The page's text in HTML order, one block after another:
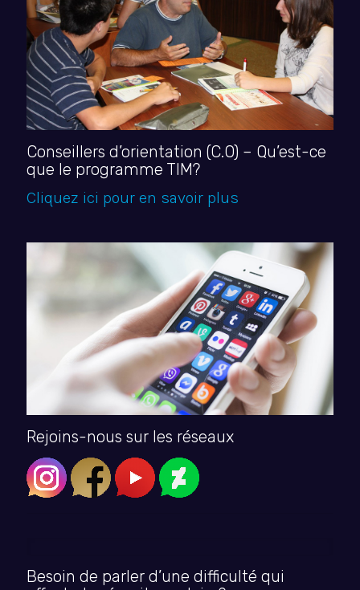
Conseillers d’orientation (C.O) – Qu’est-ce
que le programme TIM?
Cliquez ici pour en savoir plus
Rejoins-nous sur les réseaux
Besoin de parler d’une difficulté qui